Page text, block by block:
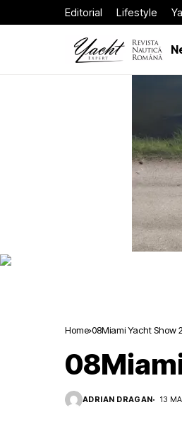
Editorial Lifestyle
Home 08Miami Yacht Show
ADRIAN DRAGAN 13